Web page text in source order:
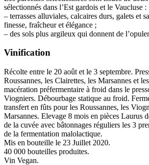
sélectionnés dans l’Est gardois et le Vaucluse :
– terrasses alluviales, calcaires durs, galets et
finesse, fraîcheur et élégance ;
– des sols plus argileux qui donnent de
Vinification
Récolte entre le 20 août et le 3 septembre.
Roussannes, les Clairettes, les Marsannes et
macération préfermentaire à froid dans le
Viogniers. Débourbage statique au froid.
transfert en fûts pour les Roussannes, les
Marsannes. Elevage 8 mois en pièces Laurus
de la cuvée avec bâtonnages réguliers les 3
de la fermentation malolactique.
Mis en bouteille le 23 Juillet 2020.
40 000 bouteilles produites.
Vin Vegan.